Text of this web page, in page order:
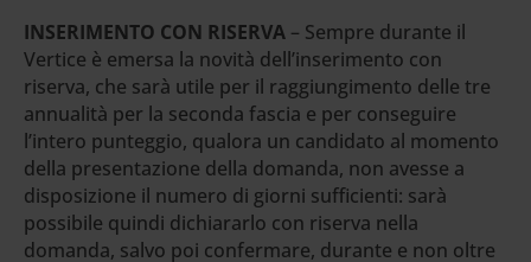
INSERIMENTO CON RISERVA – Sempre durante il
Vertice è emersa la novità dell’inserimento con
riserva, che sarà utile per il raggiungimento delle tre
annualità per la seconda fascia e per conseguire
l’intero punteggio, qualora un candidato al momento
della presentazione della domanda, non avesse a
disposizione il numero di giorni sufficienti: sarà
possibile quindi dichiararlo con riserva nella
domanda, salvo poi confermare, durante e non oltre